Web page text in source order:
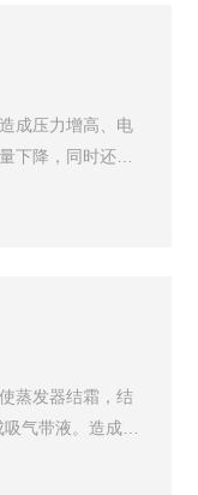
器等。2、冷却空
发器分类卧...
成压力增高、电
下降，同时还可
机之间连接管路
中的气体顶出，
到有制冷...
蒸发器结霜，结
气带液。造成分
的分液不均造成